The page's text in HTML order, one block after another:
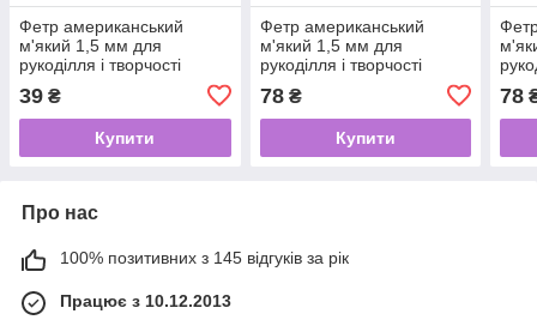
Фетр американський
м'який 1,5 мм для
рукоділля і творчості
Spice (Пряна гарбуз)
39 ₴
Купити
Фетр американський
м'який 1,5 мм для
рукоділля і творчості
М'ятний лист
78₴
Купити
78
Про нас
100% позитивних з 145 відгуків за рік
Працює з 10.12.2013